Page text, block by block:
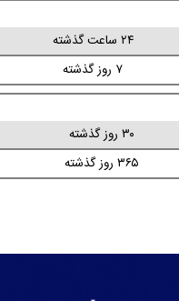
۲۴ ساعت گذشته
۷ روز گذشته
۳۰ روز گذشته
۳۶۵ روز گذشته